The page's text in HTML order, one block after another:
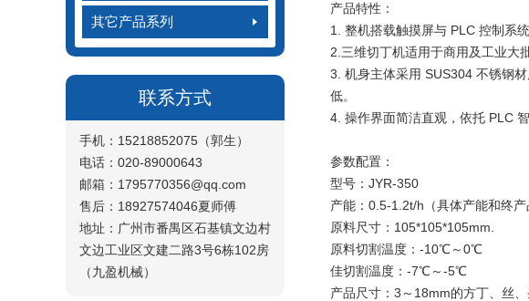
其它产品系列
联系方式
手机：15218852075（郭生）
电话：020-89000643
邮箱：1795770356@qq.com
售后：18927574046夏师傅
地址：广州市番禺区石基镇文边村
文边工业区文建二路3号6栋102房
（九盈机械）
产品特性：
1. 整机搭载触摸屏与 PLC 控制系
2.三维切丁机适用于商用及工业大
3. 机身主体采用 SUS304 不锈钢
低。
4. 操作界面简洁直观，依托 PLC
参数配置：
型号：JYR-350
产能：0.5-1.2t/h（具体产能和终产
原料尺寸：105*105*105mm.
原料切割温度：-10℃～0℃
佳切割温度：-7℃～-5℃
产品尺寸：3～18mm的方丁、丝